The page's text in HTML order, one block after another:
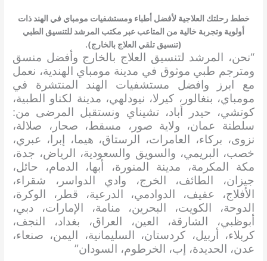
خطط رحلتك العلاجية لأفضل أطباء ومستشفيات مومباي في الهند ذات
أولوية وتجربة خالية من المتاعب عبر مكتب المرشد للتنسيق الطبي
(تنسيق تلقي العلاج بالخارج).
“نحن، المرشد لتنسيق العلاج بالخارج وأفضل منسق
ومترجم طبي موثوق في مدينة مومباي الهندية، نعمل
مع ابرز وافضل مستشفيات الهند المنتشرة في
مومباي، بنغالور، كيرلا، نيودلهي، مدينة لكناو الطبية،
كوتشي، حيدر أباد، تشيناي ونستقبل المرضى من:
سلطنة عمان، ولاية صور، مسقط، صحار، صلالة،
نزوى، بركاء، العامرات، الرستاق، هيما، إبرا، عبري،
خصب، البريمي، والسويق والسعودية، الرياض، جدة،
مكة المكرمة، مدينة المنورة، أبها، الدمام، حائل،
جيزان، الطائف، الخرج، وادي الدواسر، شقراء،
الأفلاج، عفيف، الدوادمي، الدرعية، قطر، الوكرة،
الدوحة، الكويت، البحرين، منامة، الإمارات، دبي،
أبوظبي، الشارقة، العين، العراق، بغداد، النجف،
كربلاء، أربيل، كردستان، السليمانية، اليمن، صنعاء،
عدن، الحديدة، إب، الخرطوم، السودان”